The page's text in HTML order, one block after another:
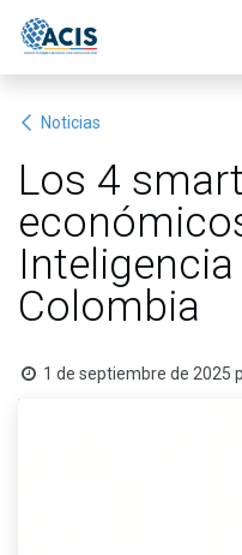
Noticias
Los 4
Colombia
1 de septiembre de 2025